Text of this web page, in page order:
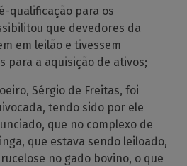
qualificação para os
que devedores da
em leilão e tivessem
para a aquisição de ativos;
Sérgio de Freitas, foi
tendo sido por ele
que no complexo de
que estava sendo leiloado,
no gado bovino, o que